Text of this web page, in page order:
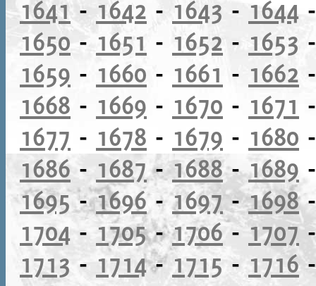
1641- 1642 - 1643 - 1644
1650- 1651 - 1652 - 1653
1659 - 1660 - 1661 - 1662
1668 - 1669 - 1670 - 1671
1677 - 1678 - 1679 - 1680
1686 - 1687-1688-1689
1695-1696-1697-1698
1704 - 1705-1706-1707
1713 - 1714- 1715- 1716